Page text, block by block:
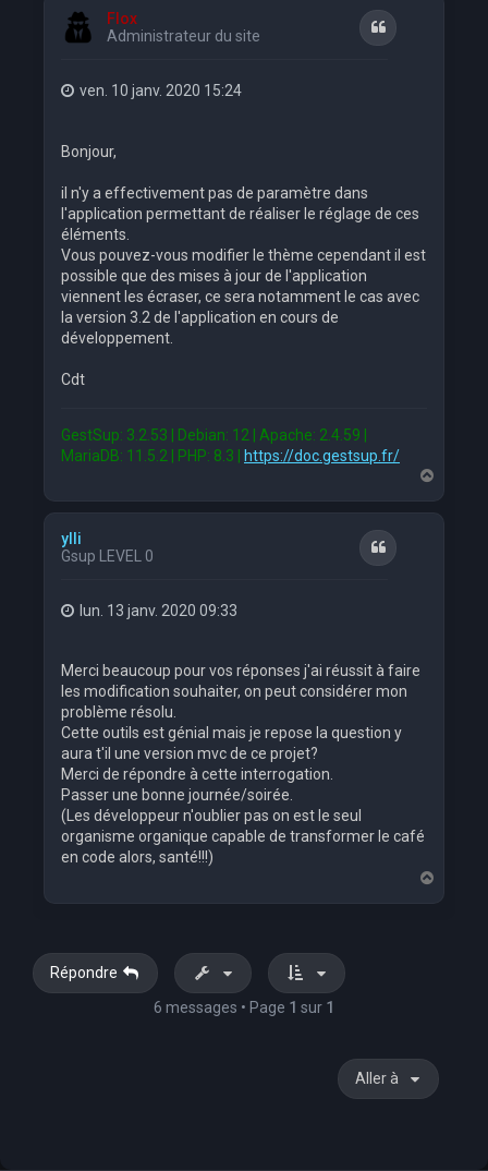
Flox
Administrateur du site
Citation
ven. 10 janv. 2020 15:24
Bonjour,
il n'y a effectivement pas de paramètre dans
l'application permettant de réaliser le réglage de ces
éléments.
Vous pouvez-vous modifier le thème cependant il est
possible que des mises à jour de l'application
viennent les écraser, ce sera notamment le cas avec
la version 3.2 de l'application en cours de
développement.
Cdt
GestSup: 3.2.53 | Debian: 12 | Apache: 2.4.59 |
MariaDB: 11.5.2 | PHP: 8.3 |
https://doc.gestsup.fr/
a
ylli
Gsup LEVEL 0
Citation
lun. 13 janv. 2020 09:33
Merci beaucoup pour vos réponses j'ai réussit à faire
les modification souhaiter, on peut considérer mon
problème résolu.
Cette outils est génial mais je repose la question y
aura t'il une version mvc de ce projet?
Merci de répondre à cette interrogation.
Passer une bonne journée/soirée.
(Les développeur n'oublier pas on est le seul
organisme organique capable de transformer le café
en code alors, santé!!!)
a
Répondre
6 messages • Page 1 sur 1
Aller à